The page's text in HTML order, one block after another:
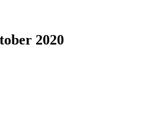
2020